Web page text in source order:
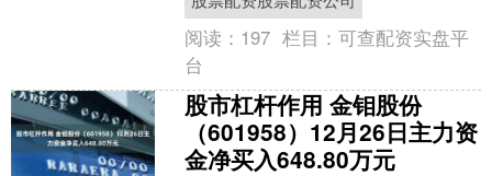
阅读： 197 栏目：可查配资实盘平
台
股市杠杆作用 金钼股份
（601958）12月26日主力资
金净买入648.80万元